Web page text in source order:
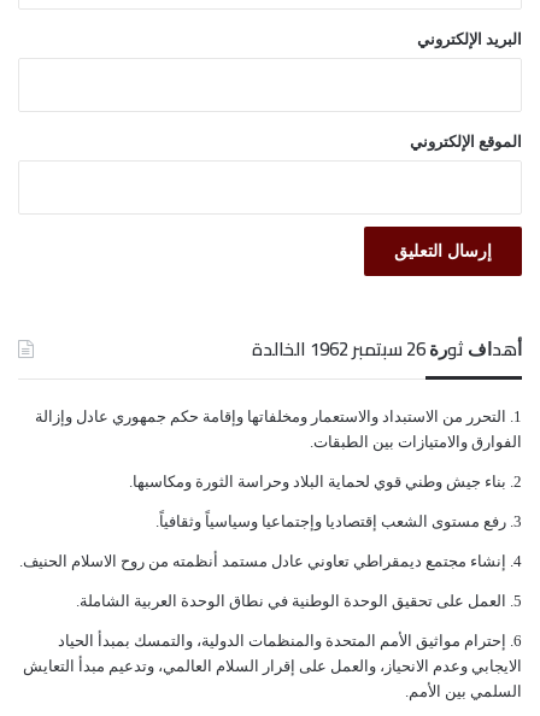
البريد الإلكتروني
الموقع الإلكتروني
ﺃﻫﺪﺍﻑ ﺛﻮﺭﺓ 26 ﺳﺒﺘﻤﺒﺮ 1962 الخالدة
ﺍﻟﺘﺤﺮﺭ ﻣﻦ ﺍﻻﺳﺘﺒﺪﺍﺩ ﻭﺍﻻﺳﺘﻌﻤﺎﺭ ﻭﻣﺨﻠﻔﺎﺗﻬﺎ ﻭﺇﻗﺎﻣﺔ ﺣﻜﻢ ﺟﻤﻬﻮﺭﻱ ﻋﺎﺩﻝ ﻭﺇﺯﺍﻟﺔ
ﺍﻟﻔﻮﺍﺭﻕ ﻭﺍﻻﻣﺘﻴﺎﺯﺍﺕ ﺑﻴﻦ ﺍﻟﻄﺒﻘﺎﺕ.
ﺑﻨﺎﺀ ﺟﻴﺶ ﻭﻃﻨﻲ ﻗﻮﻱ ﻟﺤﻤﺎﻳﺔ ﺍﻟﺒﻼﺩ ﻭﺣﺮﺍﺳﺔ ﺍﻟﺜﻮﺭﺓ ﻭﻣﻜﺎﺳﺒﻬﺎ.
ﺭﻓﻊ ﻣﺴﺘﻮﻯ ﺍﻟﺸﻌﺐ ﺇﻗﺘﺼﺎﺩﻳﺎ ﻭﺇﺟﺘﻤﺎﻋﻴﺎ ﻭﺳﻴﺎﺳﻴﺎً ﻭﺛﻘﺎﻓﻴﺎً.
ﺇﻧﺸﺎﺀ ﻣﺠﺘﻤﻊ ﺩﻳﻤﻘﺮﺍﻃﻲ ﺗﻌﺎﻭﻧﻲ ﻋﺎﺩﻝ ﻣﺴﺘﻤﺪ ﺃﻧﻈﻤﺘﻪ ﻣﻦ ﺭﻭﺡ ﺍﻻﺳﻼﻡ ﺍﻟﺤﻨﻴﻒ.
ﺍﻟﻌﻤﻞ ﻋﻠﻰ ﺗﺤﻘﻴﻖ ﺍﻟﻮﺣﺪﺓ ﺍﻟﻮﻃﻨﻴﺔ ﻓﻲ ﻧﻄﺎﻕ ﺍﻟﻮﺣﺪﺓ ﺍﻟﻌﺮﺑﻴﺔ ﺍﻟﺸﺎﻣﻠﺔ.
ﺇﺣﺘﺮﺍﻡ ﻣﻮﺍﺛﻴﻖ الأﻣﻢ ﺍﻟﻤﺘﺤﺪﺓ ﻭﺍﻟﻤﻨﻈﻤﺎﺕ ﺍﻟﺪﻭﻟﻴﺔ، ﻭﺍﻟﺘﻤﺴﻚ ﺑﻤﺒﺪﺃ ﺍﻟﺤﻴﺎﺩ
ﺍﻻﻳﺠﺎﺑﻲ ﻭﻋﺪﻡ ﺍﻻﻧﺤﻴﺎﺯ، ﻭﺍﻟﻌﻤﻞ ﻋﻠﻰ ﺇﻗﺮﺍﺭ ﺍﻟﺴﻼﻡ ﺍﻟﻌﺎﻟﻤﻲ، ﻭﺗﺪﻋﻴﻢ ﻣﺒﺪﺃ ﺍﻟﺘﻌﺎﻳﺶ
ﺍﻟﺴﻠﻤﻲ ﺑﻴﻦ ﺍﻷﻣﻢ.